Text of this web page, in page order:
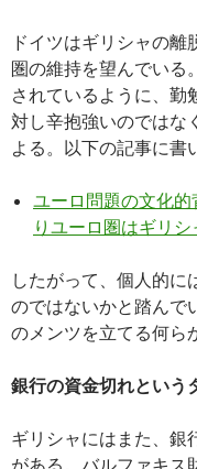
ドイツはギリシャの離
圏の維持を望んでいる
されているように、勤
対し辛抱強いのではな
よる。以下の記事に書
ユーロ問題の文化
りユーロ圏はギリ
したがって、個人的に
のではないかと踏んで
のメンツを立てる何ら
銀行の資金切れという
ギリシャにはまた、銀
がある。バルファキス